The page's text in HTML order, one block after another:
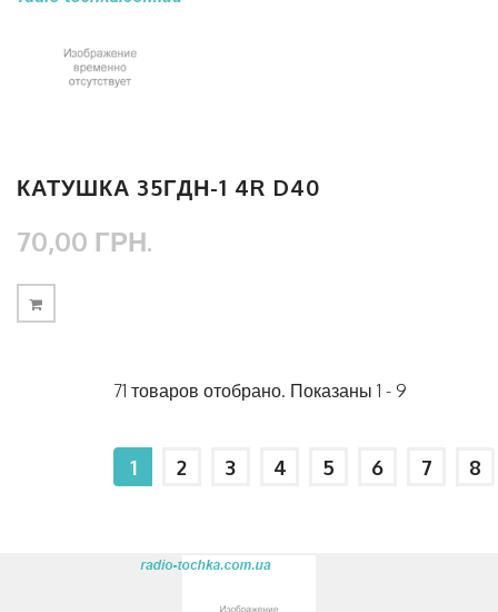
КАТУШКА 35ГДН-1 4R D40
70,00 ГРН.
71 товаров отобрано. Показаны 1 - 9
1 2 3 4 5 6 7 8